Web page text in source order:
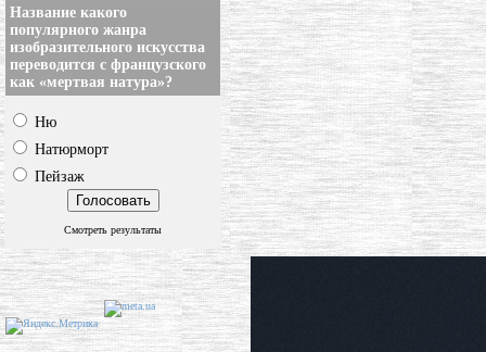
Название какого
популярного жанра
изобразительного искусства
переводится с французского
как «мертвая натура»?
Ню
Натюрморт
Пейзаж
Смотреть результаты